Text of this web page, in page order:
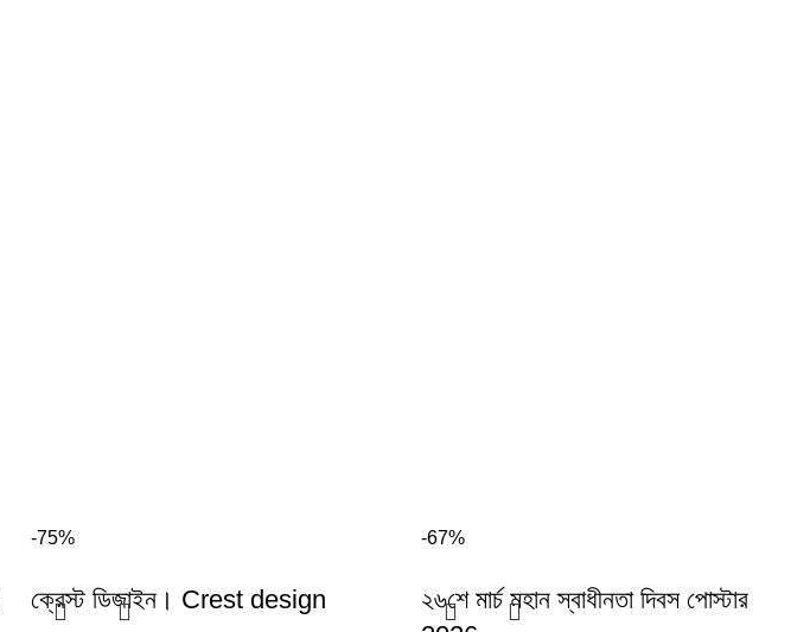
-75%
ক্রেস্ট ডিজাইন। Crest design
-67%
২৬শে মার্চ মহান স্বাধীনতা দিবস পোস্টার